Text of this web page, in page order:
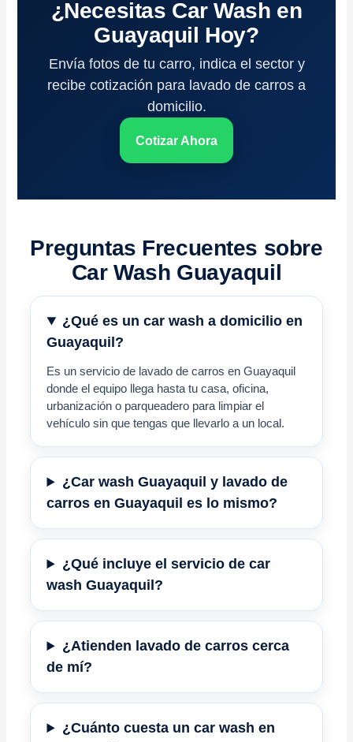
¿Necesitas Car Wash en
Guayaquil Hoy?
Envía fotos de tu carro, indica el sector y
recibe cotización para lavado de carros a
domicilio.
Cotizar Ahora
Preguntas Frecuentes sobre
Car Wash Guayaquil
¿Qué es un car wash a domicilio en
Guayaquil?
Es un servicio de lavado de carros en Guayaquil
donde el equipo llega hasta tu casa, oficina,
urbanización o parqueadero para limpiar el
vehículo sin que tengas que llevarlo a un local.
¿Car wash Guayaquil y lavado de
carros en Guayaquil es lo mismo?
¿Qué incluye el servicio de car
wash Guayaquil?
¿Atienden lavado de carros cerca
de mí?
¿Cuánto cuesta un car wash en